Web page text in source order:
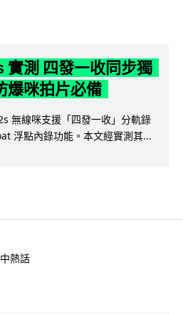
測 四發一收同步獨
爆咪拍片必備
無線咪支援「四發一收」分軌錄
浮點內錄功能。本文經實測其...
熱話